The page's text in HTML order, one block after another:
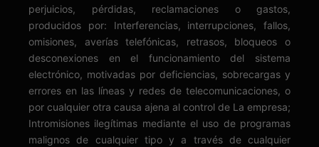
perjuicios, pérdidas, reclamaciones o gastos,
producidos por: Interferencias, interrupciones, fallos,
omisiones, averías telefónicas, retrasos, bloqueos o
desconexiones en el funcionamiento del sistema
electrónico, motivadas por deficiencias, sobrecargas y
errores en las líneas y redes de telecomunicaciones, o
por cualquier otra causa ajena al control de La empresa;
Intromisiones ilegítimas mediante el uso de programas
malignos de cualquier tipo y a través de cualquier